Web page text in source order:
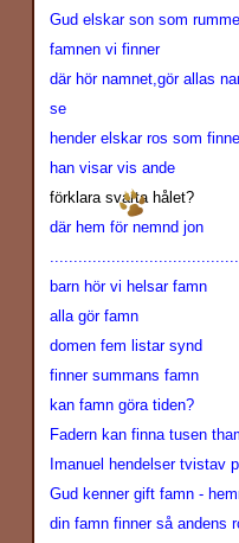
Gud elskar son som
famnen vi finner
där hör namnet,gör allas
se
hender elskar ros som
han visar vis ande
förklara svarta hålet?
där hem för nemnd jon
barn hör vi helsar famn
alla gör famn
domen fem listar synd
finner summans famn
kan famn göra tiden?
Fadern kan finna tusen
Imanuel hendelser tvistav
Gud kenner gift famn -
din famn finner så andens